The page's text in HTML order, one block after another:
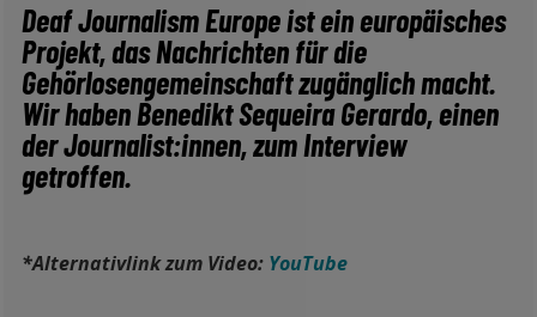
Deaf Journalism Europe ist ein europäisches
Projekt, das Nachrichten für die
Gehörlosengemeinschaft zugänglich macht.
Wir haben Benedikt Sequeira Gerardo, einen
der Journalist:innen, zum Interview
getroffen.
*Alternativlink zum Video: YouTube